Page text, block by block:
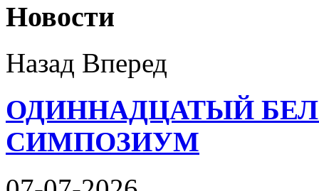
Новости
Назад Вперед
ОДИННАДЦАТЫЙ
СИМПОЗИУМ